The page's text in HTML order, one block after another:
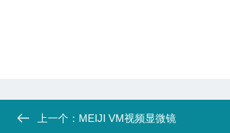
上一个： MEIJI VM视频显微镜